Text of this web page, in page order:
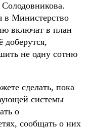
Солодовникова.
в Министерство
включат в план
доберутся,
не одну сотню
сделать, пока
системы
о
сообщать о них